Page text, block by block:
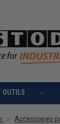
OUTILS
Accessoires